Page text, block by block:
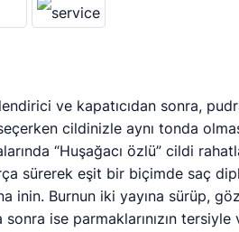
ve kapatıcıdan sonra,
cildinizle aynı tonda
“Huşağacı özlü” cildi
sürerek eşit bir biçimde saç
inin. Burnun iki yayına sürüp,
sonra ise parmaklarınızın